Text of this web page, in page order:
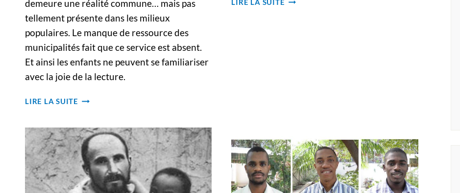
demeure une réalité commune… mais pas
tellement présente dans les milieux
populaires. Le manque de ressource des
municipalités fait que ce service est absent.
Et ainsi les enfants ne peuvent se familiariser
avec la joie de la lecture.
LIRE LA SUITE LA
À
COLLIQUE,
LIMA,
PÉROU
LIRE LA SUITE
LA
BIBLE
AVEC
LES
JEUNES